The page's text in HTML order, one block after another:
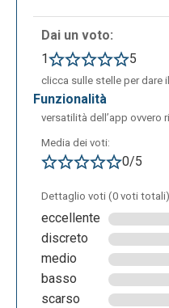
apparirà un menù
visibile in alto a sinistra.
Dai un voto:
1
5
clicca sulle stelle per dare
funzionalità
versatilità dell’app
Media dei voti:
0/5
Dettaglio voti (0 voti
eccellente
discreto
medio
basso
scarso